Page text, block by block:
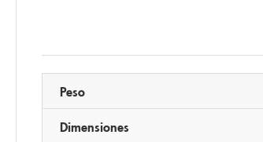
Peso
Dimensiones